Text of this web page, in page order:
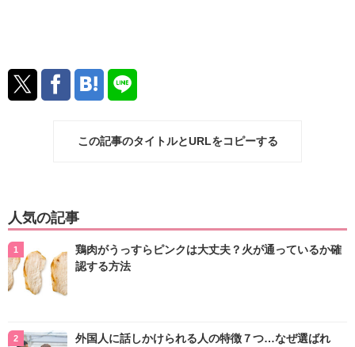
この記事のタイトルとURLをコピーする
人気の記事
鶏肉がうっすらピンクは大丈夫？火が通っているか確
認する方法
外国人に話しかけられる人の特徴７つ…なぜ選ばれ